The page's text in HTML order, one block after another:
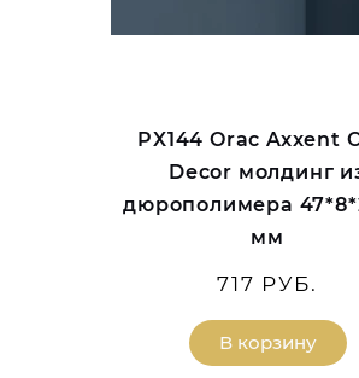
PX144 Orac Axxent
Decor молдинг
дюрополимера
мм
717 РУБ.
В корзину